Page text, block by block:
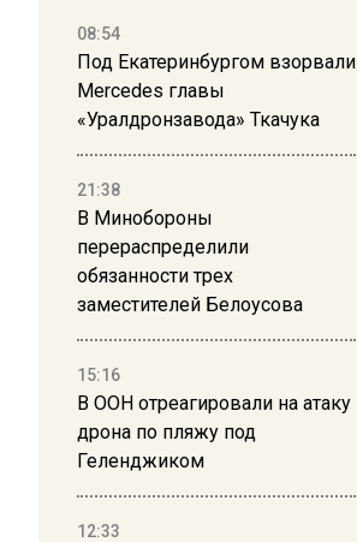
08:54
Под Екатеринбургом взорвали
Mercedes главы
«Уралдронзавода» Ткачука
21:38
В Минобороны
перераспределили
обязанности трех
заместителей Белоусова
15:16
В ООН отреагировали на атаку
дрона по пляжу под
Геленджиком
12:33